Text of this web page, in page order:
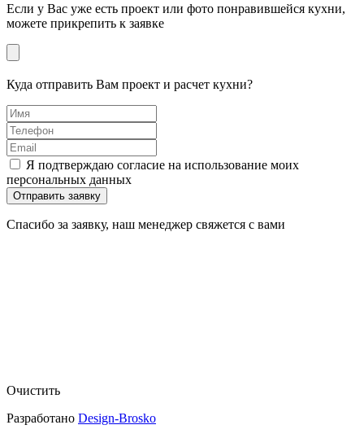
Если у Вас уже есть проект или фото понравившейся кухни,
можете прикрепить к заявке
Куда отправить Вам проект и расчет кухни?
Я подтверждаю согласие на использование моих
персональных данных
Отправить заявку
Спасибо за заявку, наш менеджер свяжется с вами
Очистить
Разработано Design-Brosko